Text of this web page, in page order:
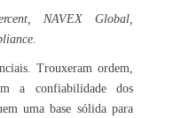
NAVEX Global,
Trouxeram ordem,
a confiabilidade dos
uma base sólida para